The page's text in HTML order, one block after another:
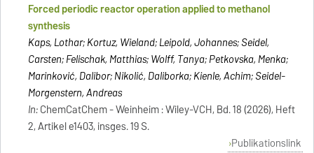
Forced periodic reactor operation applied to methanol
synthesis
Kaps, Lothar; Kortuz, Wieland; Leipold, Johannes; Seidel,
Carsten; Felischak, Matthias; Wolff, Tanya; Petkovska, Menka;
Marinković, Dalibor; Nikolić, Daliborka; Kienle, Achim; Seidel-
Morgenstern, Andreas
In:ChemCatChem - Weinheim : Wiley-VCH, Bd. 18 (2026), Heft
2, Artikel e1403, insges. 19 S.
Publikationslink